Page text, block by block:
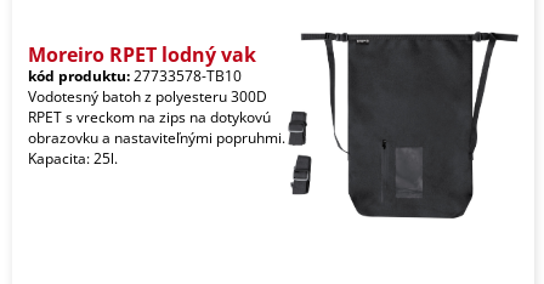
Moreiro RPET lodný vak
kód produktu:27733578-TB10
Vodotesný batoh z polyesteru 300D
RPET s vreckom na zips na dotykovú
obrazovku a nastaviteľnými popruhmi.
Kapacita: 25l.